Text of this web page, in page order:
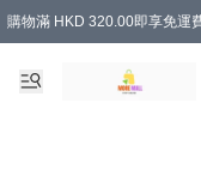
購物滿 HKD 320.00即享免運